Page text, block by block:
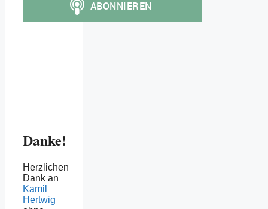
Danke!
Herzlichen
Dank an
Kamil
Hertwig